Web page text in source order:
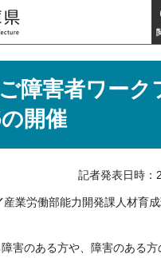
障害者ワーク
開催
記者発表日時：
産業労働部能力開発課人材育
害のある方や、障害のある